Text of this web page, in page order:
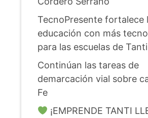
TecnoPresente fortalece
educación con más
para las escuelas de Tanti
Continúan las tareas de
demarcación vial sobre
Fe
¡EMPRENDE TANTI